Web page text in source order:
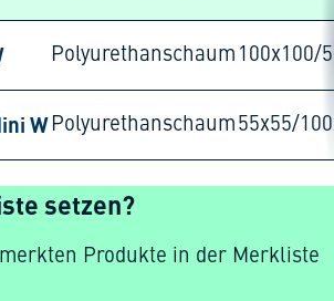
Polyurethanschaum 100x100/
W Polyurethanschaum 55x55/
setzen?
Produkte in der Merkliste